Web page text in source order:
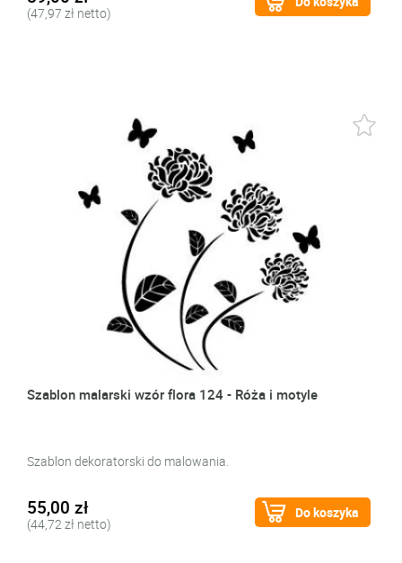
(47,97 zł netto)
Szablon malarski wzór flora 124 - Róża i motyle
Szablon dekoratorski do malowania.
55,00 zł
(44,72 zł netto)
Do koszyka